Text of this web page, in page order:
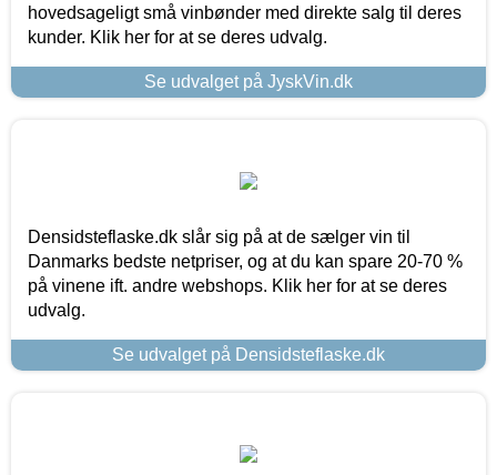
hovedsageligt små vinbønder med direkte salg til deres
kunder. Klik her for at se deres udvalg.
Se udvalget på JyskVin.dk
Densidsteflaske.dk slår sig på at de sælger vin til
Danmarks bedste netpriser, og at du kan spare 20-70 %
på vinene ift. andre webshops. Klik her for at se deres
udvalg.
Se udvalget på Densidsteflaske.dk